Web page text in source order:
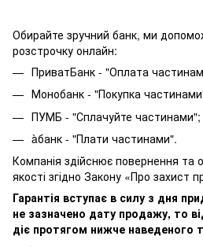
Обирайте зручний банк, ми
розстрочку онлайн:
ПриватБанк - "Оплата
Монобанк - "Покупка
ПУМБ - "Сплачуйте частинами";
àбанк - "Плати частинами".
Компанія здійснює повернення та
якості згідно Закону «Про захист
Гарантія вступає в силу з дня
не зазначено дату продажу, то
діє протягом нижче наведеного